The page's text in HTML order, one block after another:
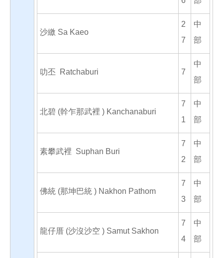
沙繳 Sa Kaeo
2
7
中
部
叻丕 Ratchaburi 7
中
部
北碧 (幹乍那武裡 ) Kanchanaburi
7
1
中
部
素攀武裡 Suphan Buri
7
2
中
部
佛統 (那坤巴統 ) Nakhon Pathom
7
3
中
部
龍仔厝 (沙沒沙空 ) Samut Sakhon
7
4
中
部